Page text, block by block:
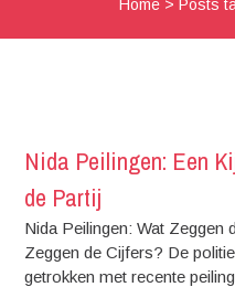
Home >Posts
Nida Peilingen: Een
de Partij
Nida Peilingen: Wat Zeggen
Zeggen de Cijfers? De
getrokken met recente